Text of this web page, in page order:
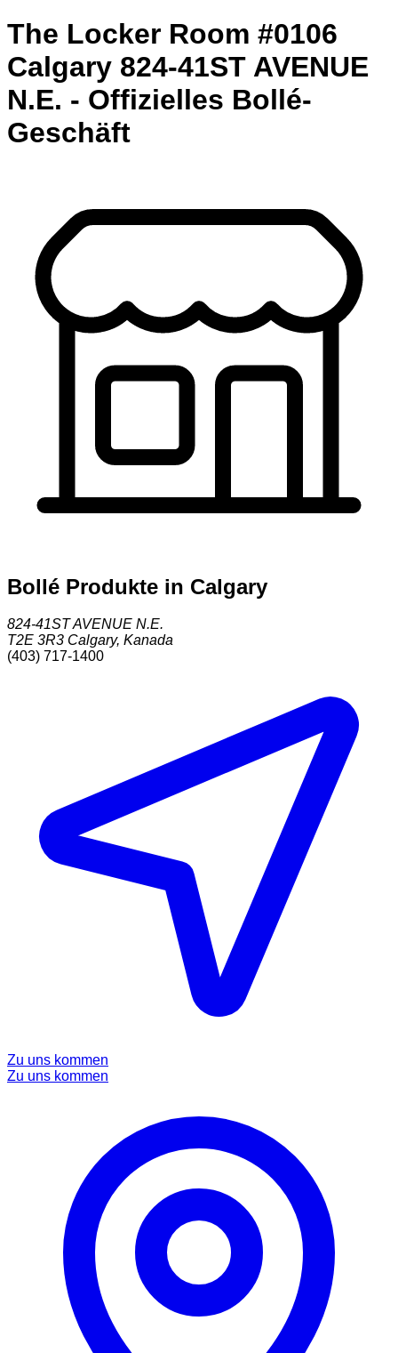
The Locker Room #0106
Calgary 824-41ST AVENUE
N.E. - Offizielles Bollé-
Geschäft
Bollé Produkte in Calgary
824-41ST AVENUE N.E.
T2E 3R3 Calgary, Kanada
(403) 717-1400
Zu uns kommen
Zu uns kommen